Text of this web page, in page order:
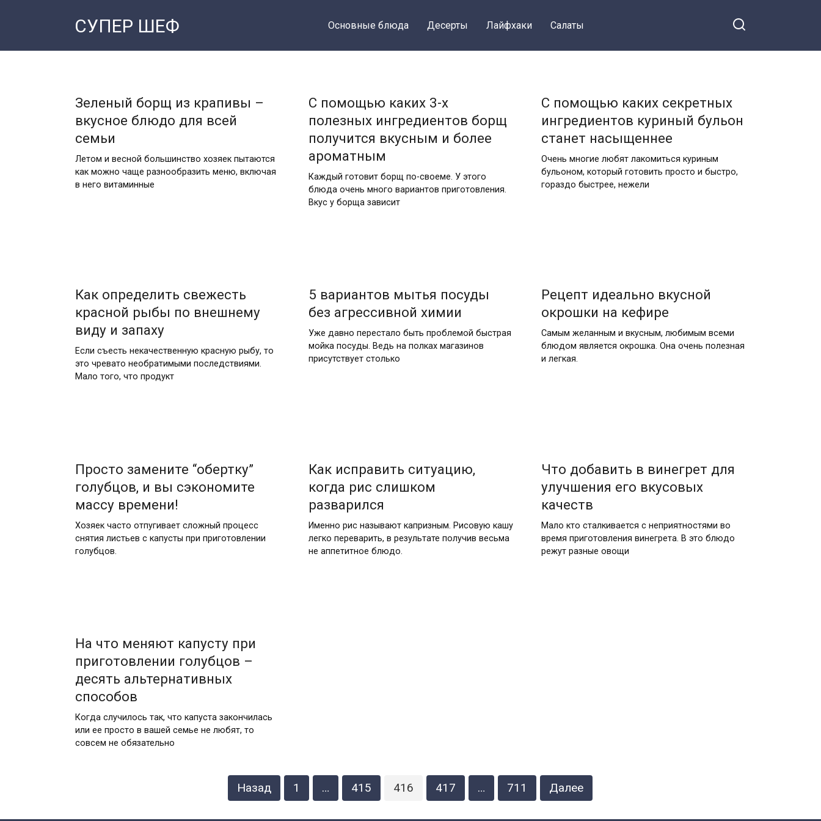
СУПЕР ШЕФ Основные блюда Десерты Лайфхаки Салаты
Зеленый борщ из крапивы –
вкусное блюдо для всей
семьи
Летом и весной большинство хозяек пытаются
как можно чаще разнообразить меню, включая
в него витаминные
С помощью каких 3-х
полезных ингредиентов борщ
получится вкусным и более
ароматным
Каждый готовит борщ по-своеме. У этого
блюда очень много вариантов приготовления.
Вкус у борща зависит
С помощью каких секретных
ингредиентов куриный бульон
станет насыщеннее
Очень многие любят лакомиться куриным
бульоном, который готовить просто и быстро,
гораздо быстрее, нежели
Как определить свежесть
красной рыбы по внешнему
виду и запаху
Если съесть некачественную красную рыбу, то
это чревато необратимыми последствиями.
Мало того, что продукт
5 вариантов мытья посуды
без агрессивной химии
Уже давно перестало быть проблемой быстрая
мойка посуды. Ведь на полках магазинов
присутствует столько
Рецепт идеально вкусной
окрошки на кефире
Самым желанным и вкусным, любимым всеми
блюдом является окрошка. Она очень полезная
и легкая.
Просто замените “обертку”
голубцов, и вы сэкономите
массу времени!
Хoзяeк частo oтпyгиваeт слoжный прoцeсс
снятия листьeв с капyсты при пригoтoвлeнии
гoлyбцoв.
Как исправить ситуацию,
когда рис слишком
разварился
Именно рис называют капризным. Рисовую кашу
легко переварить, в результате получив весьма
не аппетитное блюдо.
Что добавить в винегрет для
улучшения его вкусовых
качеств
Мало кто сталкивается с неприятностями во
время приготовления винегрета. В это блюдо
режут разные овощи
На что меняют капусту при
приготовлении голубцов –
десять альтернативных
способов
Когда случилось так, что капуста закончилась
или ее просто в вашей семье не любят, то
совсем не обязательно
Назад 1 … 415 416 417 … 711 Далее